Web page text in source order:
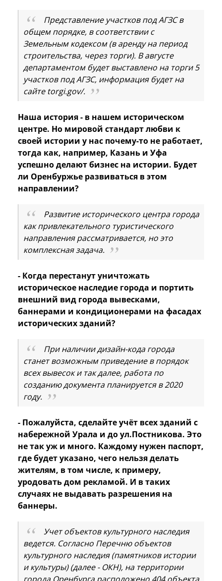
Представление участков под АГЗС в
общем порядке, в соответствии с
Земельным кодексом (в аренду на период
строительства, через торги). В августе
департаментом будет выставлено на торги 5
участков под АГЗС, информация будет на
сайте torgi.gov/.
Наша история - в нашем историческом
центре. Но мировой стандарт любви к
своей истории у нас почему-то не работает,
тогда как, например, Казань и Уфа
успешно делают бизнес на истории. Будет
ли Оренбуржье развиваться в этом
направлении?
Развитие исторического центра города
как привлекательного туристического
направления рассматривается, но это
комплексная задача.
- Когда перестанут уничтожать
историческое наследие города и портить
внешний вид города вывесками,
баннерами и кондиционерами на фасадах
исторических зданий?
При наличии дизайн-кода города
станет возможным приведение в порядок
всех вывесок и так далее, работа по
созданию документа планируется в 2020
году.
- Пожалуйста, сделайте учёт всех зданий с
набережной Урала и до ул.Постникова. Это
не так уж и много. Каждому нужен паспорт,
где будет указано, чего нельзя делать
жителям, в том числе, к примеру,
уродовать дом рекламой. И в таких
случаях не выдавать разрешения на
баннеры.
Учет объектов культурного наследия
ведется. Согласно Перечню объектов
культурного наследия (памятников истории
и культуры) (далее - ОКН), на территории